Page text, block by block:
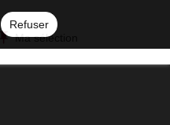
Refuser
Ma sélection